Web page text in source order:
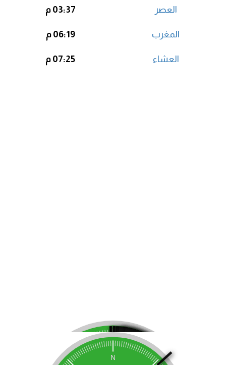
العصر 03:37 م
المغرب 06:19 م
العشاء 07:25 م